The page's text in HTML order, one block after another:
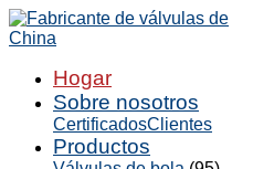
Hogar
Sobre nosotros
CertificadosClientes
Productos